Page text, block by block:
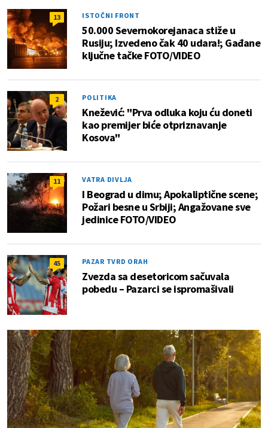
13 ISTOČNI FRONT
50.000 Severnokorejanaca stiže u
Rusiju; Izvedeno čak 40 udara!; Gađane
ključne tačke FOTO/VIDEO
2 POLITIKA
Knežević: "Prva odluka koju ću doneti
kao premijer biće otpriznavanje
Kosova"
11 VATRA DIVLJA
I Beograd u dimu; Apokaliptične scene;
Požari besne u Srbiji; Angažovane sve
jedinice FOTO/VIDEO
45 PAZAR TVRD ORAH
Zvezda sa desetoricom sačuvala
pobedu – Pazarci se ispromašivali